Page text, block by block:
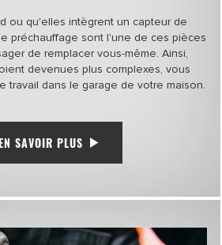
ou qu'elles intègrent un capteur de
préchauffage sont l'une de ces pièces
de remplacer vous-même. Ainsi,
devenues plus complexes, vous
travail dans le garage de votre maison.
SAVOIR PLUS